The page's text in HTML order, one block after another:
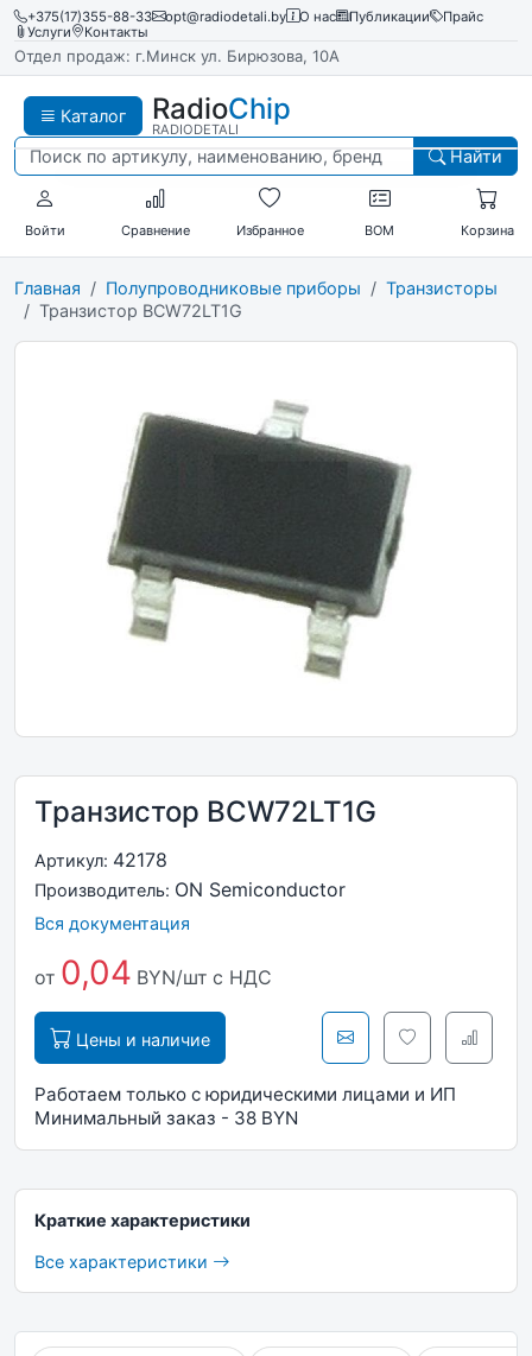
+375(17)355-88-33 opt@radiodetali.by О нас Публикации
Прайс
Услуги
Контакты
Отдел продаж: г.Минск ул. Бирюзова, 10А
Каталог RadioChip
RADIODETALI
Найти
Войти Сравнение Избранное BOM Корзина
Главная Полупроводниковые приборы
Транзисторы
Транзистор BCW72LT1G
Транзистор BCW72LT1G
Артикул: 42178
Производитель: ON Semiconductor
Вся документация
от 0,04 BYN/шт с НДС
Цены и наличие
Работаем только с юридическими лицами и ИП
Минимальный заказ - 38 BYN
Краткие характеристики
Все характеристики